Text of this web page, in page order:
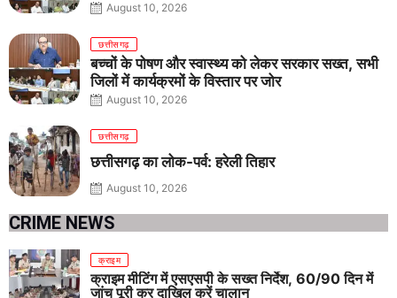
August 10, 2026
छत्तीसगढ़
बच्चों के पोषण और स्वास्थ्य को लेकर सरकार सख्त, सभी
जिलों में कार्यक्रमों के विस्तार पर जोर
August 10, 2026
छत्तीसगढ़
छत्तीसगढ़ का लोक-पर्व: हरेली तिहार
August 10, 2026
CRIME NEWS
क्राइम
क्राइम मीटिंग में एसएसपी के सख्त निर्देश, 60/90 दिन में
जांच पूरी कर दाखिल करें चालान